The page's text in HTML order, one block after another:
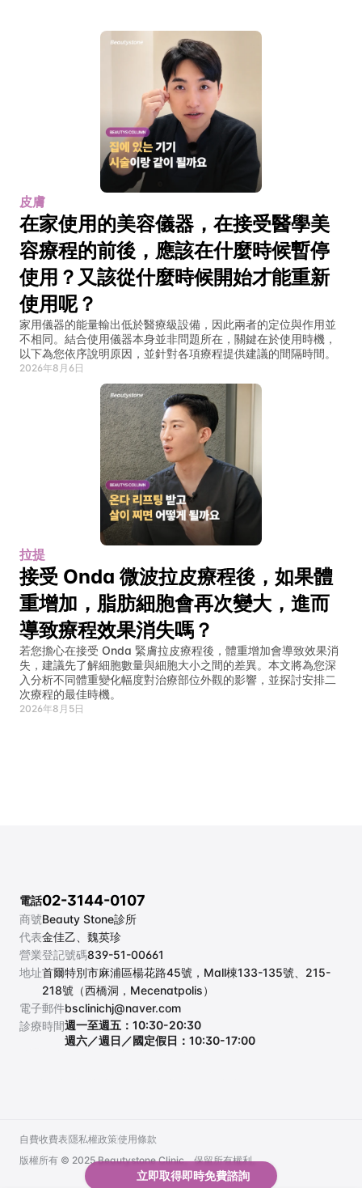
皮膚
在家使用的美容儀器，在接受醫學美
容療程的前後，應該在什麼時候暫停
使用？又該從什麼時候開始才能重新
使用呢？
家用儀器的能量輸出低於醫療級設備，因此兩者的定位與作用並
不相同。結合使用儀器本身並非問題所在，關鍵在於使用時機，
以下為您依序說明原因，並針對各項療程提供建議的間隔時間。
2026年8月6日
拉提
接受 Onda 微波拉皮療程後，如果體
重增加，脂肪細胞會再次變大，進而
導致療程效果消失嗎？
若您擔心在接受 Onda 緊膚拉皮療程後，體重增加會導致效果消
失，建議先了解細胞數量與細胞大小之間的差異。本文將為您深
入分析不同體重變化幅度對治療部位外觀的影響，並探討安排二
次療程的最佳時機。
2026年8月5日
商號Beauty Stone診所
代表金佳乙、魏英珍
營業登記號碼839-51-00661
地址首爾特別市麻浦區楊花路45號，Mall棟133-135號、215-
218號（西橋洞，Mecenatpolis）
電子郵件bsclinichj@naver.com
診療時間週一至週五：10:30-20:30
週六／週日／國定假日：10:30-17:00
電話02-3144-0107
版權所有 © 2025 Beautystone Clinic。保留所有權利。
自費收費表
自費收費表
隱私權政策
隱私權政策
使用條款
立即取得即時免費諮詢